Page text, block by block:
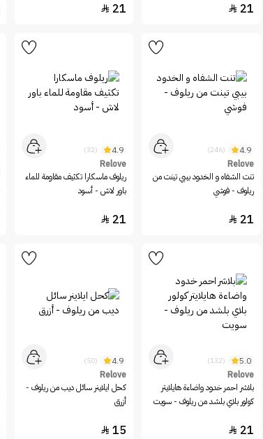
21

21

4.9
(246)
Relove
تنت الشفاه و الخدود بيبي تينت من
ريلوف - فوشي
21

4.9
(32)
Relove
ريلوف ماسكارا تكثيف مقاومة للماء
باور لاش - أسود
21

5.0
(132)
Relove
بلاشر احمر خدود واضاءة هايلايتر
كولور بلاي بلشد من ريلوف - سويت
21

4.9
(50)
Relove
كحل ايلاينر سائل ديب من ريلوف -
أزرق
15
